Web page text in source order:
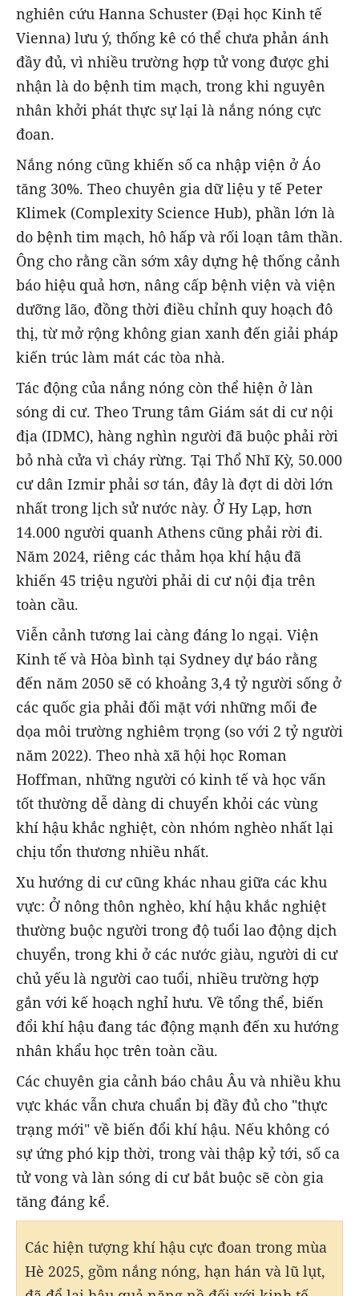
nghiên cứu Hanna Schuster (Đại học Kinh tế
Vienna) lưu ý, thống kê có thể chưa phản ánh
đầy đủ, vì nhiều trường hợp tử vong được ghi
nhận là do bệnh tim mạch, trong khi nguyên
nhân khởi phát thực sự lại là nắng nóng cực
đoan.
Nắng nóng cũng khiến số ca nhập viện ở Áo
tăng 30%. Theo chuyên gia dữ liệu y tế Peter
Klimek (Complexity Science Hub), phần lớn là
do bệnh tim mạch, hô hấp và rối loạn tâm thần.
Ông cho rằng cần sớm xây dựng hệ thống cảnh
báo hiệu quả hơn, nâng cấp bệnh viện và viện
dưỡng lão, đồng thời điều chỉnh quy hoạch đô
thị, từ mở rộng không gian xanh đến giải pháp
kiến trúc làm mát các tòa nhà.
Tác động của nắng nóng còn thể hiện ở làn
sóng di cư. Theo Trung tâm Giám sát di cư nội
địa (IDMC), hàng nghìn người đã buộc phải rời
bỏ nhà cửa vì cháy rừng. Tại Thổ Nhĩ Kỳ, 50.000
cư dân Izmir phải sơ tán, đây là đợt di dời lớn
nhất trong lịch sử nước này. Ở Hy Lạp, hơn
14.000 người quanh Athens cũng phải rời đi.
Năm 2024, riêng các thảm họa khí hậu đã
khiến 45 triệu người phải di cư nội địa trên
toàn cầu.
Viễn cảnh tương lai càng đáng lo ngại. Viện
Kinh tế và Hòa bình tại Sydney dự báo rằng
đến năm 2050 sẽ có khoảng 3,4 tỷ người sống ở
các quốc gia phải đối mặt với những mối đe
dọa môi trường nghiêm trọng (so với 2 tỷ người
năm 2022). Theo nhà xã hội học Roman
Hoffman, những người có kinh tế và học vấn
tốt thường dễ dàng di chuyển khỏi các vùng
khí hậu khắc nghiệt, còn nhóm nghèo nhất lại
chịu tổn thương nhiều nhất.
Xu hướng di cư cũng khác nhau giữa các khu
vực: Ở nông thôn nghèo, khí hậu khắc nghiệt
thường buộc người trong độ tuổi lao động dịch
chuyển, trong khi ở các nước giàu, người di cư
chủ yếu là người cao tuổi, nhiều trường hợp
gắn với kế hoạch nghỉ hưu. Về tổng thể, biến
đổi khí hậu đang tác động mạnh đến xu hướng
nhân khẩu học trên toàn cầu.
Các chuyên gia cảnh báo châu Âu và nhiều khu
vực khác vẫn chưa chuẩn bị đầy đủ cho "thực
trạng mới" về biến đổi khí hậu. Nếu không có
sự ứng phó kịp thời, trong vài thập kỷ tới, số ca
tử vong và làn sóng di cư bắt buộc sẽ còn gia
tăng đáng kể.
Các hiện tượng khí hậu cực đoan trong mùa
Hè 2025, gồm nắng nóng, hạn hán và lũ lụt,